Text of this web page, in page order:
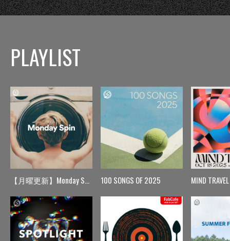
PLAYLIST
【月曜更新】Monday Spin 100 SONGS OF 2025 MIND TRAVEL